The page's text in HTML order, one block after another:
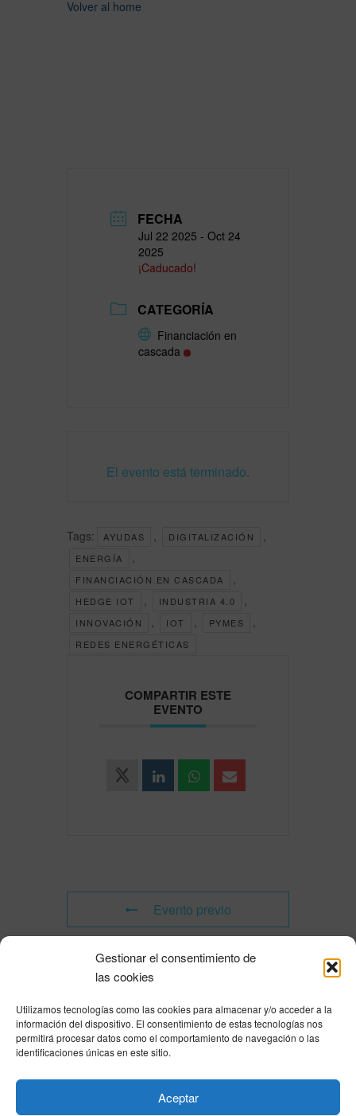
Gestionar el consentimiento de
las cookies
Utilizamos tecnologías como las cookies para almacenar y/o acceder a la
información del dispositivo. El consentimiento de estas tecnologías nos
permitirá procesar datos como el comportamiento de navegación o las
identificaciones únicas en este sitio.
Aceptar
Volver al home
FECHA
Jul 22 2025 - Oct 24
2025
¡Caducado!
CATEGORÍA
Financiación en
cascada
El evento está terminado.
Tags: AYUDAS DIGITALIZACIÓN
ENERGÍA
FINANCIACIÓN EN CASCADA
HEDGE IOT INDUSTRIA 4.0
INNOVACIÓN IOT PYMES
REDES ENERGÉTICAS
COMPARTIR ESTE
EVENTO
Evento previo
Evento siguiente
Powered byModern Events Calendar
Política de privacidad | Aviso Legal|Política de cookies|DNSH|Trabaja con
nosotros
HOME